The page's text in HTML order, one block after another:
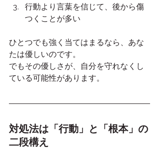
行動より言葉を信じて、後から傷
つくことが多い
ひとつでも強く当てはまるなら、あな
たは優しいのです。
でもその優しさが、自分を守れなくし
ている可能性があります。
対処法は「行動」と「根本」の
二段構え